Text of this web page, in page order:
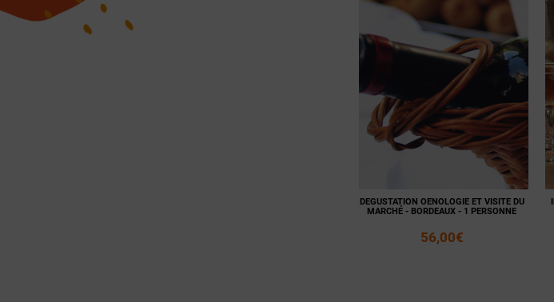
DEGUSTATION OENOLOGIE ET VISITE DU
MARCHÉ - BORDEAUX - 1 PERSONNE
56,00€